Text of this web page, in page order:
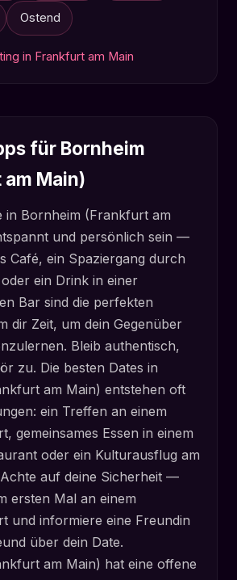
Ostend
in Frankfurt am Main
für Bornheim
Main)
in Bornheim (Frankfurt am
und persönlich sein —
Café, ein Spaziergang durch
ein Drink in einer
Bar sind die perfekten
dir Zeit, um dein Gegenüber
Bleib authentisch,
zu. Die besten Dates in
am Main) entstehen oft
ein Treffen an einem
gemeinsames Essen in einem
oder ein Kulturausflug am
auf deine Sicherheit —
ersten Mal an einem
und informiere eine Freundin
über dein Date.
am Main) hat eine offene